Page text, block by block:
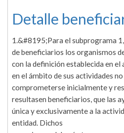
Detalle
1.&#8195;Para el subprograma
de beneficiarios los organismos
con la definición establecida en
en el ámbito de sus actividades
comprometerse inicialmente y
resultasen beneficiarios, que las
única y exclusivamente a la
entidad. Dichos